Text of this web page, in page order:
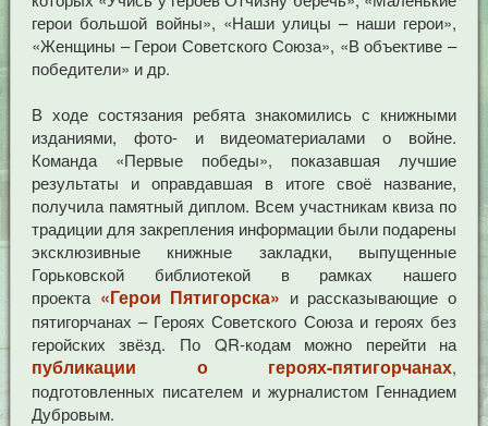
герои большой войны», «Наши улицы – наши герои»,
«Женщины – Герои Советского Союза», «В объективе –
победители» и др.
В ходе состязания ребята знакомились с книжными
изданиями, фото- и видеоматериалами о войне.
Команда «Первые победы», показавшая лучшие
результаты и оправдавшая в итоге своё название,
получила памятный диплом. Всем участникам квиза по
традиции для закрепления информации были подарены
эксклюзивные книжные закладки, выпущенные
Горьковской библиотекой в рамках нашего
проекта «Герои Пятигорска» и рассказывающие о
пятигорчанах – Героях Советского Союза и героях без
геройских звёзд. По QR-кодам можно перейти на
публикации о героях-пятигорчанах,
подготовленных писателем и журналистом Геннадием
Дубровым.